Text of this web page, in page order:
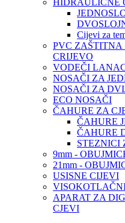
HIDRAULIČNE
Cijevi za
PVC
CRIJEVO
VODEČI
NOSAČI ZA
NOSAČI ZA
ECO NOSAČI
ČAHURE ZA
ČAHURE
ČAHURE
STEZNICI
9mm -
21mm -
USISNE CIJEVI
APARAT ZA
CJEVI